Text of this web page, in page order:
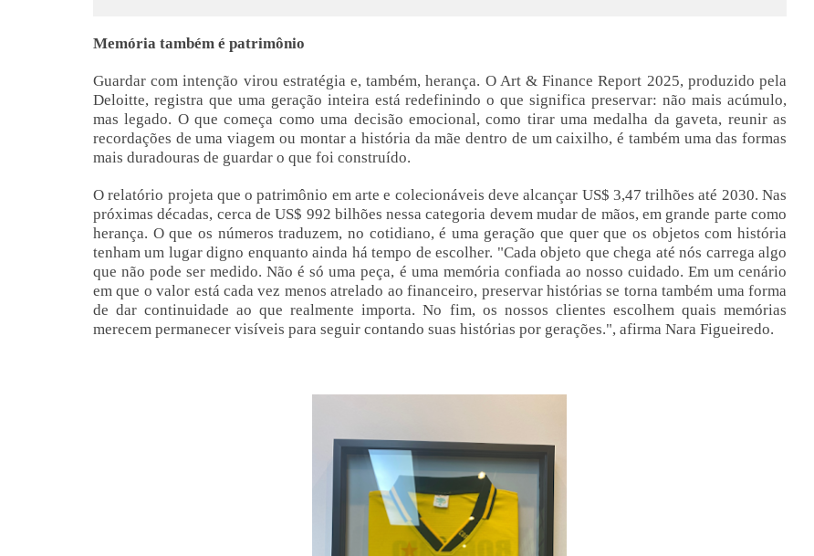
Memória também é patrimônio
Guardar com intenção virou estratégia e, também, herança. O Art & Finance Report 2025, produzido pela
Deloitte, registra que uma geração inteira está redefinindo o que significa preservar: não mais acúmulo,
mas legado. O que começa como uma decisão emocional, como tirar uma medalha da gaveta, reunir as
recordações de uma viagem ou montar a história da mãe dentro de um caixilho, é também uma das formas
mais duradouras de guardar o que foi construído.
O relatório projeta que o patrimônio em arte e colecionáveis deve alcançar US$ 3,47 trilhões até 2030. Nas
próximas décadas, cerca de US$ 992 bilhões nessa categoria devem mudar de mãos, em grande parte como
herança. O que os números traduzem, no cotidiano, é uma geração que quer que os objetos com história
tenham um lugar digno enquanto ainda há tempo de escolher. "Cada objeto que chega até nós carrega algo
que não pode ser medido. Não é só uma peça, é uma memória confiada ao nosso cuidado. Em um cenário
em que o valor está cada vez menos atrelado ao financeiro, preservar histórias se torna também uma forma
de dar continuidade ao que realmente importa. No fim, os nossos clientes escolhem quais memórias
merecem permanecer visíveis para seguir contando suas histórias por gerações.", afirma Nara Figueiredo.